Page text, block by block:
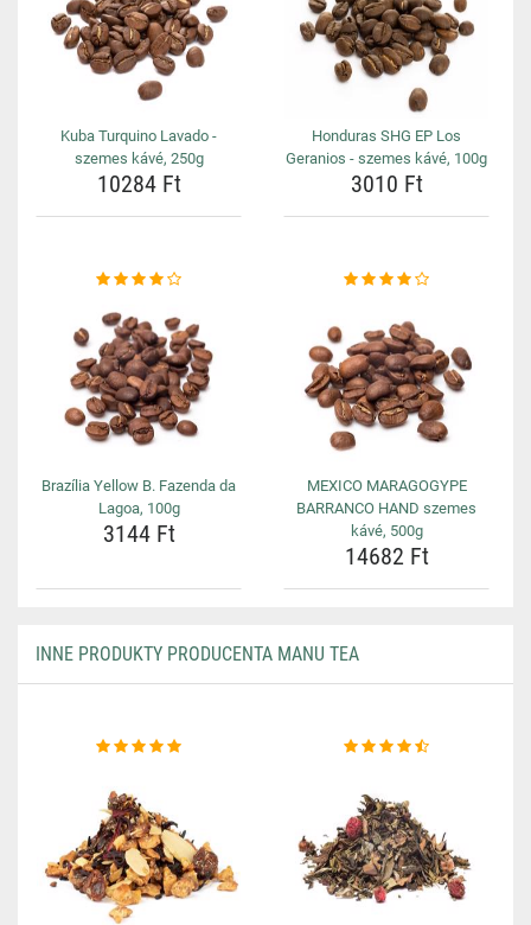
Kuba Turquino Lavado -
szemes kávé, 250g
10284 Ft
Honduras SHG EP Los
Geranios - szemes kávé, 100g
3010 Ft
Brazília Yellow B. Fazenda da
Lagoa, 100g
3144 Ft
MEXICO MARAGOGYPE
BARRANCO HAND szemes
kávé, 500g
14682 Ft
INNE PRODUKTY PRODUCENTA MANU TEA